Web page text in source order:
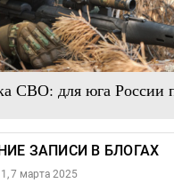
СВО: для юга России
ЗАПИСИ В БЛОГАХ
7 марта 2025